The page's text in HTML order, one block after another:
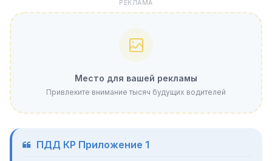
РЕКЛАМА
Место для вашей рекламы
Привлеките внимание тысяч будущих водителей
ПДД КР Приложение 1